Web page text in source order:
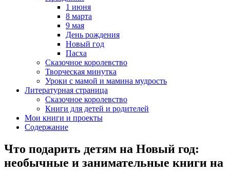
1 июня
8 марта
9 мая
День рождения
Новый год
Пасха
Сказочное королевство
Творческая минутка
Уроки с мамой и мамина мудрость
Литературная страница
Сказочное королевство
Книги для детей и родителей
Мои книги и проекты
Содержание
Что подарить детям на Новый год:
необычные и занимательные книги на